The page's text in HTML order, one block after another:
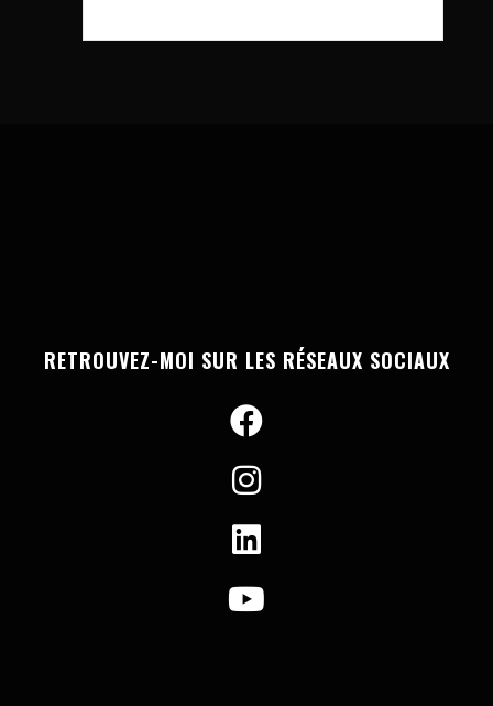
RETROUVEZ-MOI SUR LES RÉSEAUX SOCIAUX